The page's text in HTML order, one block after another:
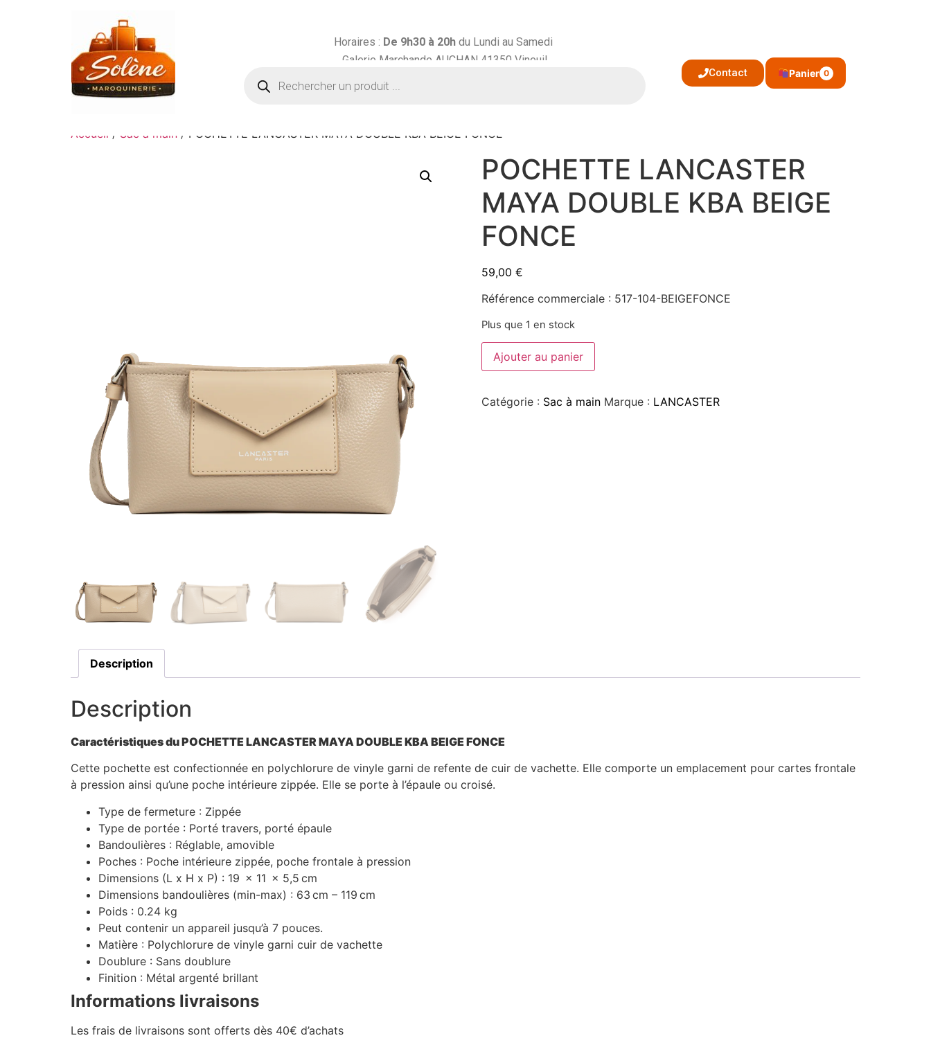
Horaires : De 9h30 à 20hdu Lundi au Samedi
Galerie Marchande AUCHAN 41350 Vineuil
Contact Panier 0
Accueil / Sac à main / POCHETTE LANCASTER MAYA DOUBLE KBA BEIGE FONCE
POCHETTE LANCASTER
MAYA DOUBLE KBA BEIGE
FONCE
59,00 €
Référence commerciale : 517-104-BEIGEFONCE
Plus que 1 en stock
Ajouter au panier
Catégorie : Sac à main Marque : LANCASTER
Description
Description
Caractéristiques du POCHETTE LANCASTER MAYA DOUBLE KBA BEIGE FONCE
Cette pochette est confectionnée en polychlorure de vinyle garni de refente de cuir de vachette. Elle comporte un emplacement pour cartes frontale
à pression ainsi qu’une poche intérieure zippée. Elle se porte à l’épaule ou croisé.
Type de fermeture : Zippée
Type de portée : Porté travers, porté épaule
Bandoulières : Réglable, amovible
Poches : Poche intérieure zippée, poche frontale à pression
Dimensions (L x H x P) : 19 x 11 x 5,5 cm
Dimensions bandoulières (min-max) : 63 cm – 119 cm
Poids : 0.24 kg
Peut contenir un appareil jusqu’à 7 pouces.
Matière : Polychlorure de vinyle garni cuir de vachette
Doublure : Sans doublure
Finition : Métal argenté brillant
Informations livraisons
Les frais de livraisons sont offerts dès 40€ d’achats